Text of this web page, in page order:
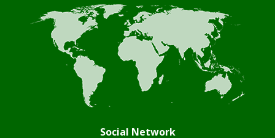
Social Network